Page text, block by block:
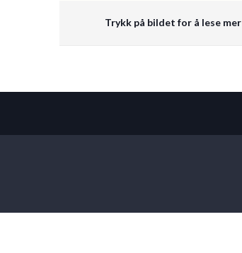
Trykk på bildet for å lese mer